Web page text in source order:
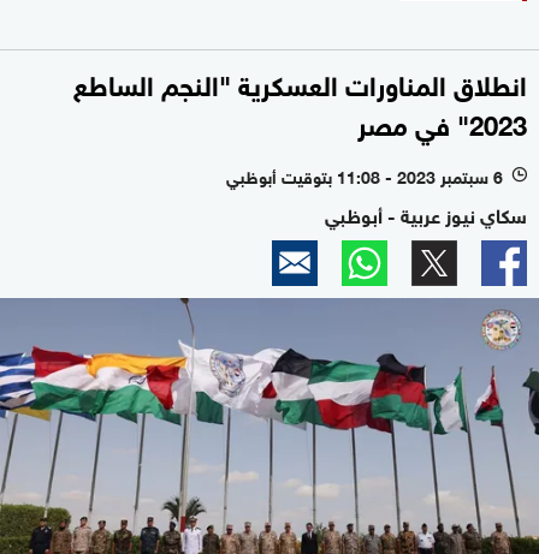
انطلاق المناورات العسكرية "النجم الساطع
2023" في مصر
l 6 سبتمبر 2023 - 11:08 بتوقيت أبوظبي
سكاي نيوز عربية - أبوظبي